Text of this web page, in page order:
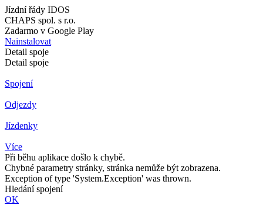
Jízdní řády IDOS
CHAPS spol. s r.o.
Zadarmo v Google Play
Nainstalovat
Detail spoje
Detail spoje
Spojení
Odjezdy
Jízdenky
Více
Při běhu aplikace došlo k chybě.
Chybné parametry stránky, stránka nemůže být zobrazena.
Exception of type 'System.Exception' was thrown.
Hledání spojení
OK